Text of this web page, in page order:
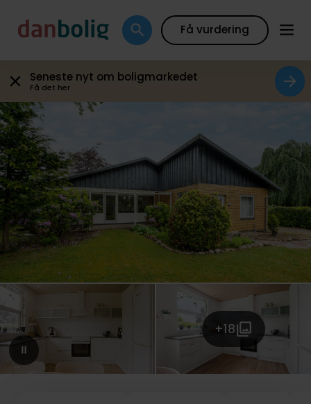
Få vurdering
Seneste nyt om boligmarkedet
Få det her
+18
Galleri Plantegning Boligfakta Kort